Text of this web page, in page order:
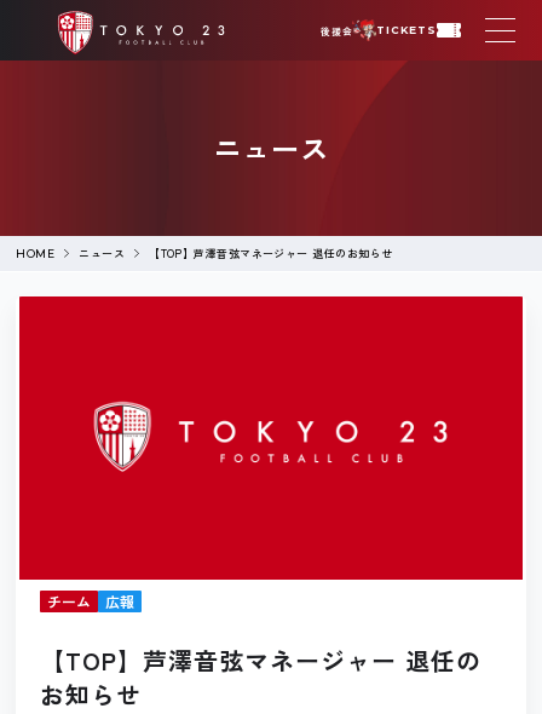
後援会 TICKETS
ニュース
HOME ニュース 【TOP】芦澤音弦マネージャー 退任のお知らせ
チーム 広報
【TOP】芦澤音弦マネージャー 退任の
お知らせ